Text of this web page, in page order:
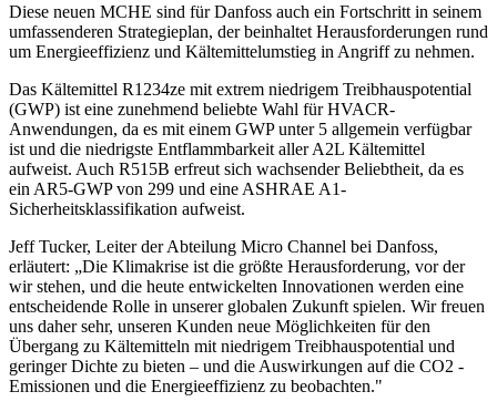
Diese neuen MCHE sind für Danfoss auch ein Fortschritt in seinem
umfassenderen Strategieplan, der beinhaltet Herausforderungen rund
um Energieeffizienz und Kältemittelumstieg in Angriff zu nehmen.
Das Kältemittel R1234ze mit extrem niedrigem Treibhauspotential
(GWP) ist eine zunehmend beliebte Wahl für HVACR-
Anwendungen, da es mit einem GWP unter 5 allgemein verfügbar
ist und die niedrigste Entflammbarkeit aller A2L Kältemittel
aufweist. Auch R515B erfreut sich wachsender Beliebtheit, da es
ein AR5-GWP von 299 und eine ASHRAE A1-
Sicherheitsklassifikation aufweist.
Jeff Tucker, Leiter der Abteilung Micro Channel bei Danfoss,
erläutert: „Die Klimakrise ist die größte Herausforderung, vor der
wir stehen, und die heute entwickelten Innovationen werden eine
entscheidende Rolle in unserer globalen Zukunft spielen. Wir freuen
uns daher sehr, unseren Kunden neue Möglichkeiten für den
Übergang zu Kältemitteln mit niedrigem Treibhauspotential und
geringer Dichte zu bieten – und die Auswirkungen auf die CO2 -
Emissionen und die Energieeffizienz zu beobachten."